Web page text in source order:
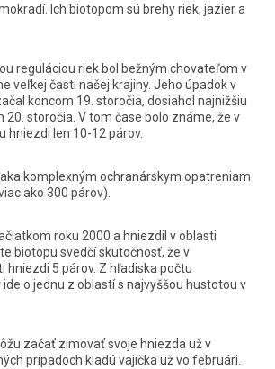
Ich biotopom sú brehy riek, jazier a
reguláciou riek bol bežným chovateľom v
veľkej časti našej krajiny. Jeho úpadok v
koncom 19. storočia, dosiahol najnižšiu
20. storočia. V tom čase bolo známe, že v
hniezdi len 10-12 párov.
komplexným ochranárskym opatreniam
ako 300 párov).
roku 2000 a hniezdil v oblasti
biotopu svedčí skutočnosť, že v
hniezdi 5 párov. Z hľadiska počtu
o jednu z oblastí s najvyššou hustotou v
začať zimovať svoje hniezda už v
prípadoch kladú vajíčka už vo februári.